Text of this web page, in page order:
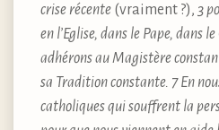
crise récente (vraiment ?), 3
en l’Eglise, dans le Pape, dans
adhérons au Magistère
sa Tradition constante. 7 En
catholiques qui souffrent la